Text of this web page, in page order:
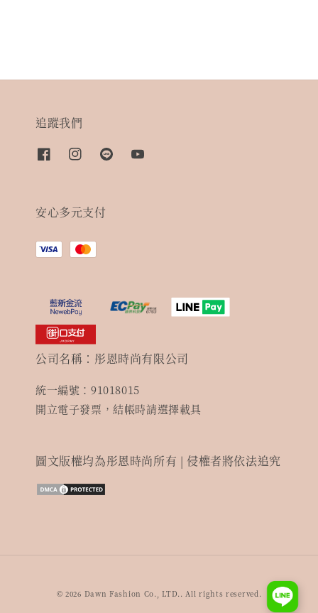
追蹤我們
安心多元支付
公司名稱：彤恩時尚有限公司
統一編號：91018015
開立電子發票，結帳時請選擇載具
圖文版權均為彤恩時尚所有 | 侵權者將依法追究
© 2026 Dawn Fashion Co., LTD.. All rights reserved.